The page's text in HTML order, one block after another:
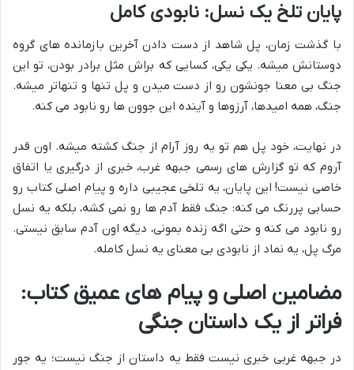
پایان تلخ یک نسل: نابودی کامل
با گذشت زمان، پل شاهد از دست دادن آخرین بازمانده های گروه
دوستانش میشه. یکی یکی، کسایی که براش مثل برادر بودن، تو این
جنگ بی معنا جونشون رو از دست میدن و پل تنها و تنهاتر میشه.
جنگ، همه امیدها، آرزوها و آینده این جوون ها رو نابود می کنه.
در نهایت، خود پل هم تو یه روز آرام از جنگ کشته میشه. اون قدر
آروم که تو گزارش های رسمی جبهه غرب، خبری از درگیری یا اتفاق
خاصی نیست! این پایان، یه تلخی عجیبی داره و پیام اصلی کتاب رو
حسابی پررنگ می کنه: جنگ فقط آدم ها رو نمی کشه، بلکه یه نسل
رو نابود می کنه و حتی اگه زنده بمونی، دیگه اون آدم سابق نیستی.
مرگ پل، یه نماد از نابودی بی معنای یه نسل کامله.
مضامین اصلی و پیام های عمیق کتاب:
فراتر از یک داستان جنگی
در جبهه غربی خبری نیست فقط یه داستان از جنگ نیست؛ یه جور